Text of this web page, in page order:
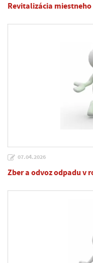
Revitalizácia
07.04.2026
Zber a odvoz odpadu v